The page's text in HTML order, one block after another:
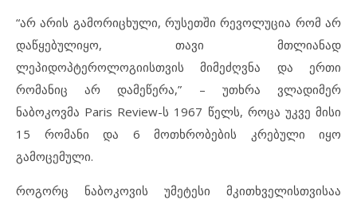
“არ არის გამორიცხული, რუსეთში რევოლუცია რომ არ
დაწყებულიყო, თავი მთლიანად
ლეპიდოპტეროლოგიისთვის მიმეძღვნა და ერთი
რომანიც არ დამეწერა,” – უთხრა ვლადიმერ
ნაბოკოვმა Paris Review-ს 1967 წელს, როცა უკვე მისი
15 რომანი და 6 მოთხრობების კრებული იყო
გამოცემული.
როგორც ნაბოკოვის უმეტესი მკითხველისთვისაა